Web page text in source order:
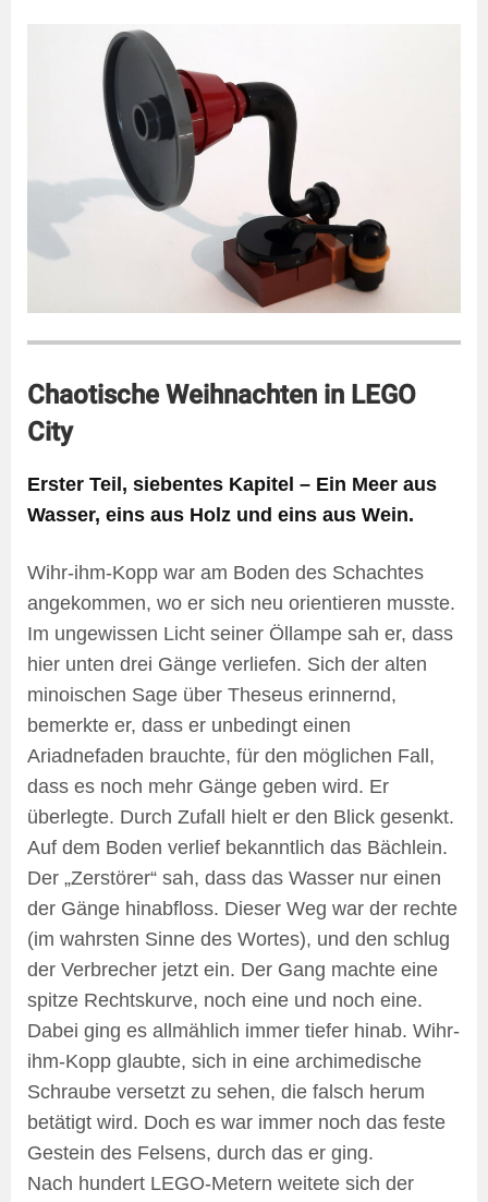
Chaotische Weihnachten in LEGO
City
Erster Teil, siebentes Kapitel – Ein Meer aus
Wasser, eins aus Holz und eins aus Wein.
Wihr-ihm-Kopp war am Boden des Schachtes
angekommen, wo er sich neu orientieren musste.
Im ungewissen Licht seiner Öllampe sah er, dass
hier unten drei Gänge verliefen. Sich der alten
minoischen Sage über Theseus erinnernd,
bemerkte er, dass er unbedingt einen
Ariadnefaden brauchte, für den möglichen Fall,
dass es noch mehr Gänge geben wird. Er
überlegte. Durch Zufall hielt er den Blick gesenkt.
Auf dem Boden verlief bekanntlich das Bächlein.
Der „Zerstörer“ sah, dass das Wasser nur einen
der Gänge hinabfloss. Dieser Weg war der rechte
(im wahrsten Sinne des Wortes), und den schlug
der Verbrecher jetzt ein. Der Gang machte eine
spitze Rechtskurve, noch eine und noch eine.
Dabei ging es allmählich immer tiefer hinab. Wihr-
ihm-Kopp glaubte, sich in eine archimedische
Schraube versetzt zu sehen, die falsch herum
betätigt wird. Doch es war immer noch das feste
Gestein des Felsens, durch das er ging.
Nach hundert LEGO-Metern weitete sich der